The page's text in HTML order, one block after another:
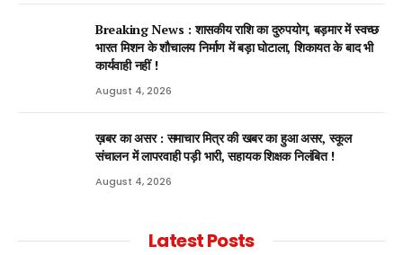
Breaking News : शासकीय राशि का दुरुपयोग, बड़मार में स्वच्छ
भारत मिशन के शौचालय निर्माण में बड़ा घोटाला, शिकायत के बाद भी
कार्यवाही नहीं !
August 4, 2026
ख़बर का असर : समाचार मित्र की खबर का हुआ असर, स्कूल
संचालन में लापरवाही पड़ी भारी, सहायक शिक्षक निलंबित !
August 4, 2026
Latest Posts